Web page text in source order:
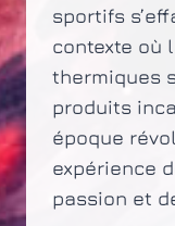
sportifs
contexte où
thermiques
produits
époque
expérience
passion et